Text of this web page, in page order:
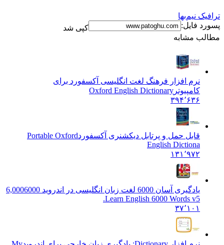
نیم‌بها
فایل:
کپی شد
مشابه
نرم افزار فرهنگ لغت انگلیسی آکسفورد برای
کامپیوترOxford English Dictionary
۳۹۴٬۶۳۶
قابل حمل و پرتابل دیکشنری آکسفوردPortable Oxford
English Dictiona
۱۳۱٬۹۷۲
یادگیری آسان 6000 لغت زبان انگلیسی در اندروید 6,000
6000
Learn English 6000 Words v5.
۳۷٬۱۰۱